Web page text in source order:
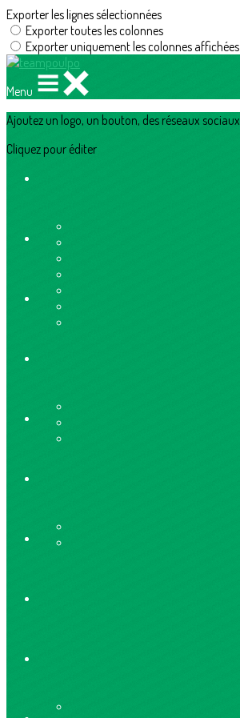
Exporter les lignes sélectionnées
Exporter toutes les colonnes
Exporter uniquement les colonnes affichées
Menu
Ajoutez un logo, un bouton, des réseaux sociaux
Cliquez pour éditer